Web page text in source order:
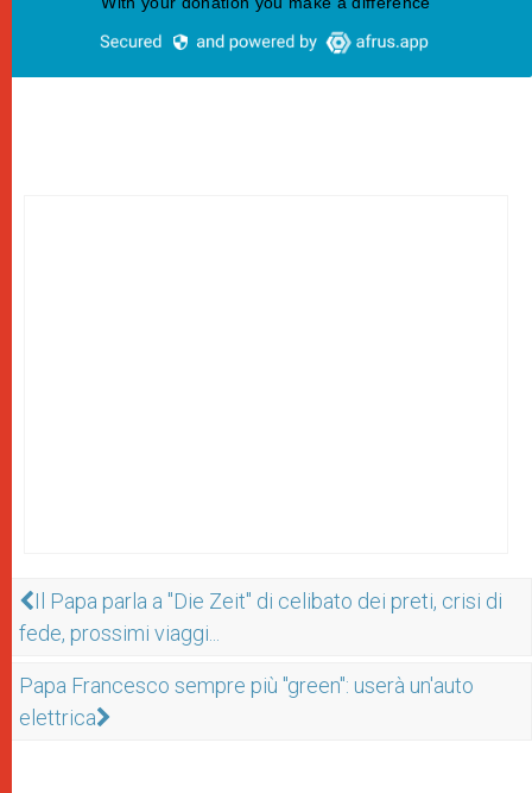
Il Papa parla a "Die Zeit" di celibato dei preti, crisi di
fede, prossimi viaggi...
Papa Francesco sempre più "green": userà un'auto
elettrica